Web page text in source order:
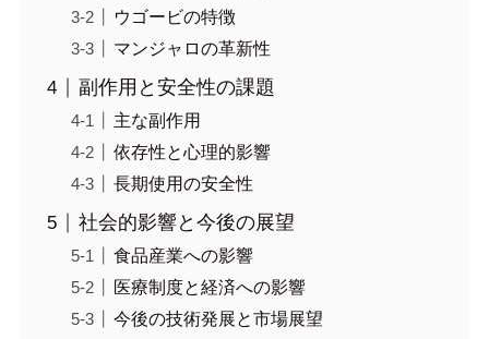
ウゴービの特徴
マンジャロの革新性
副作用と安全性の課題
主な副作用
依存性と心理的影響
長期使用の安全性
社会的影響と今後の展望
食品産業への影響
医療制度と経済への影響
今後の技術発展と市場展望